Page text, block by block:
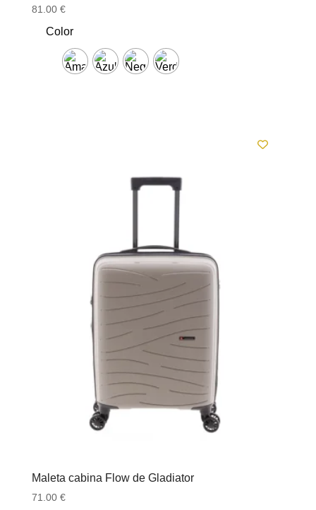
81.00 €
Color
Maleta cabina Flow de Gladiator
71.00 €